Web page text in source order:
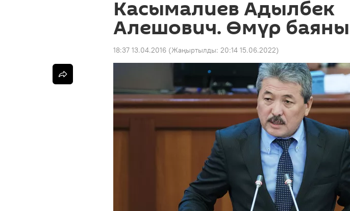
Касымалиев Адылбек
Алешович. Өмүр баяны
18:37 13.04.2016 (Жаңыртылды: 20:14 15.06.2022)